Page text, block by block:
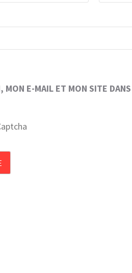
MON E-MAIL ET MON SITE